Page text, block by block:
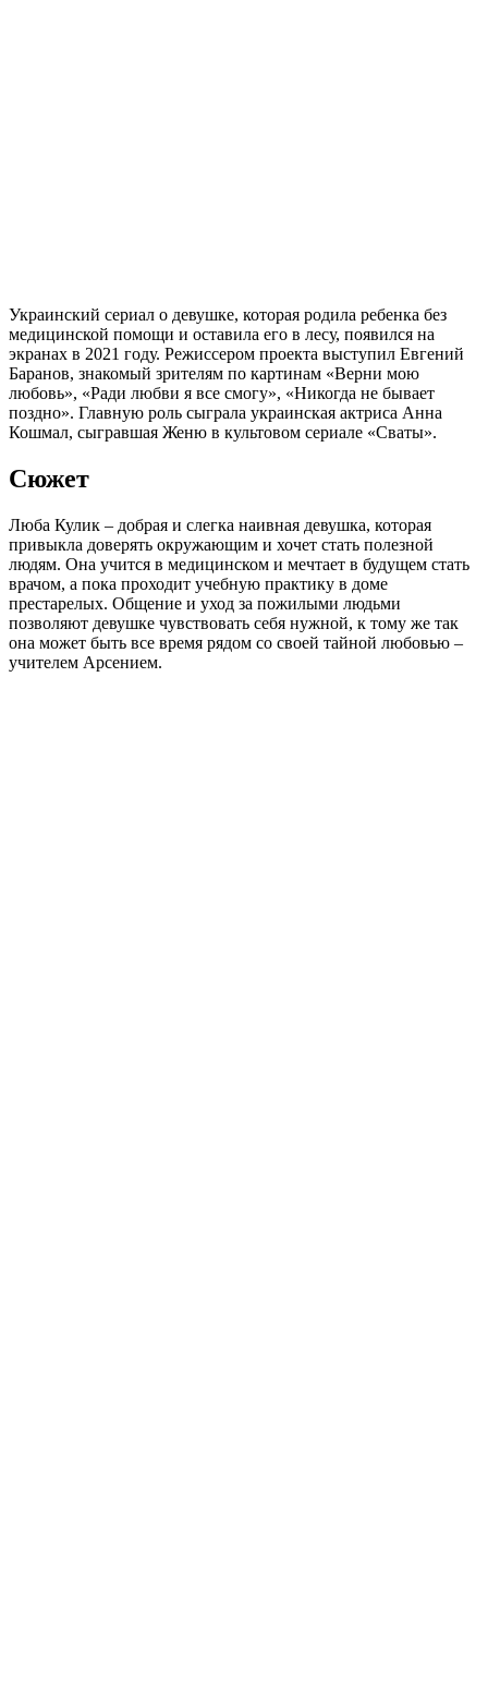
Украинский сериал о девушке, которая родила ребенка без
медицинской помощи и оставила его в лесу, появился на
экранах в 2021 году. Режиссером проекта выступил Евгений
Баранов, знакомый зрителям по картинам «Верни мою
любовь», «Ради любви я все смогу», «Никогда не бывает
поздно». Главную роль сыграла украинская актриса Анна
Кошмал, сыгравшая Женю в культовом сериале «Сваты».
Сюжет
Люба Кулик – добрая и слегка наивная девушка, которая
привыкла доверять окружающим и хочет стать полезной
людям. Она учится в медицинском и мечтает в будущем стать
врачом, а пока проходит учебную практику в доме
престарелых. Общение и уход за пожилыми людьми
позволяют девушке чувствовать себя нужной, к тому же так
она может быть все время рядом со своей тайной любовью –
учителем Арсением.